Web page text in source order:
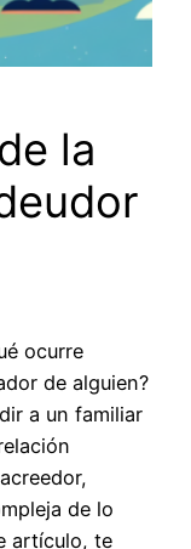
la
ocurre
de alguien?
a un familiar
de lo
artículo, te